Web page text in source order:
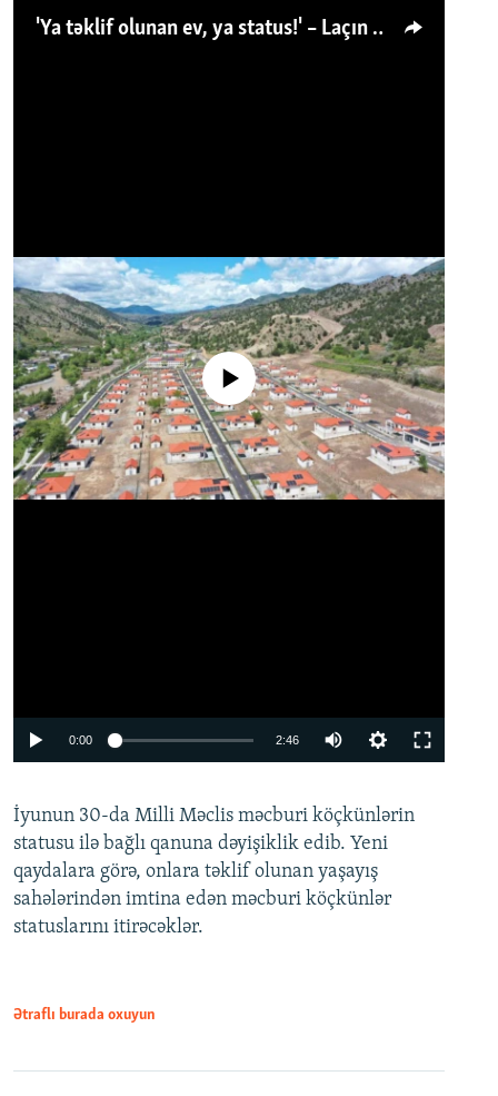
'Ya təklif olunan ev, ya status!' – Laçın köçkünü: 'Laçından başqa heç hara!'
No media source currently available
0:00 2:46
360p
480p
720p
İyunun 30-da Milli Məclis məcburi köçkünlərin
statusu ilə bağlı qanuna dəyişiklik edib. Yeni
qaydalara görə, onlara təklif olunan yaşayış
sahələrindən imtina edən məcburi köçkünlər
statuslarını itirəcəklər.
Ətraflı burada oxuyun